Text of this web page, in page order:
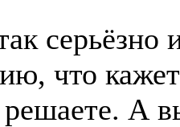
серьёзно
что
решаете. А